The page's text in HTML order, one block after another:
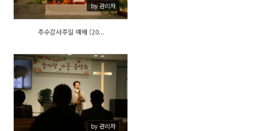
by 관리자
추수감사주일 예배 (20...
by 관리자
417